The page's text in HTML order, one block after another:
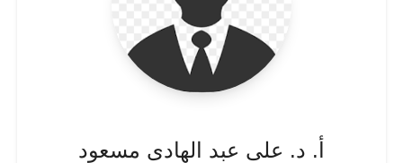
أ. د. على عبد الهادى مسعود